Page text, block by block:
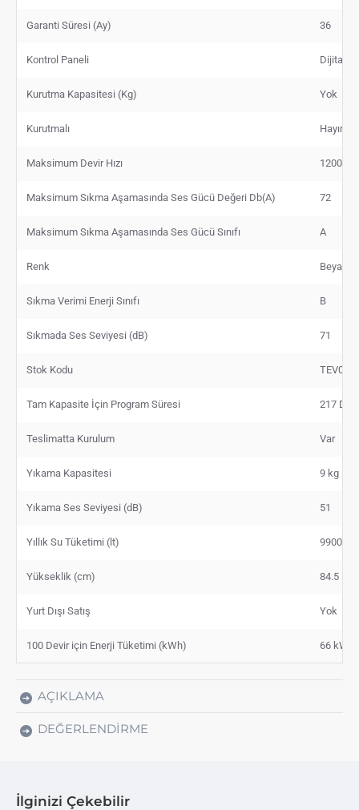
Garanti Süresi (Ay) 36
Kontrol Paneli Dijital
Kurutma Kapasitesi (Kg) Yok
Kurutmalı Hayır
Maksimum Devir Hızı 1200
Maksimum Sıkma Aşamasında Ses Gücü Değeri Db(A) 72
Maksimum Sıkma Aşamasında Ses Gücü Sınıfı A
Renk Beyaz
Sıkma Verimi Enerji Sınıfı B
Sıkmada Ses Seviyesi (dB) 71
Stok Kodu
Tam Kapasite İçin Program Süresi 217
Teslimatta Kurulum Var
Yıkama Kapasitesi 9 kg
Yıkama Ses Seviyesi (dB) 51
Yıllık Su Tüketimi (lt) 9900
Yükseklik (cm) 84.5
Yurt Dışı Satış Yok
100 Devir için Enerji Tüketimi (kWh) 66 kWh
AÇIKLAMA
DEĞERLENDIRME
İlginizi Çekebilir